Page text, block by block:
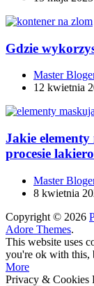
Gdzie
Master
12 kwietnia
Jakie
procesie
Master
8 kwietnia
Copyright © 2026
Adore Themes.
This website uses
you're ok with this,
More
Privacy & Cookies